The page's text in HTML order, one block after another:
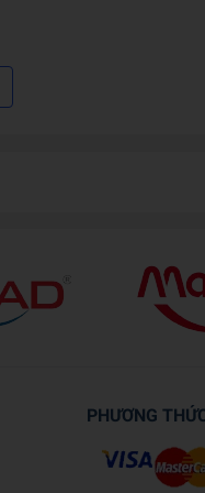
sáng chế ra năm
và kiểu dáng nhỏ
PHƯƠNG